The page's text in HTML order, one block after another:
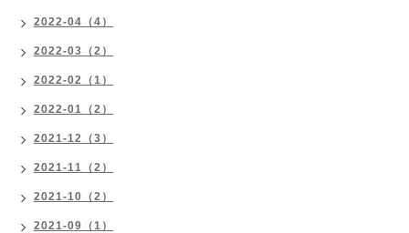
2022-04（4）
2022-03（2）
2022-02（1）
2022-01（2）
2021-12（3）
2021-11（2）
2021-10（2）
2021-09（1）